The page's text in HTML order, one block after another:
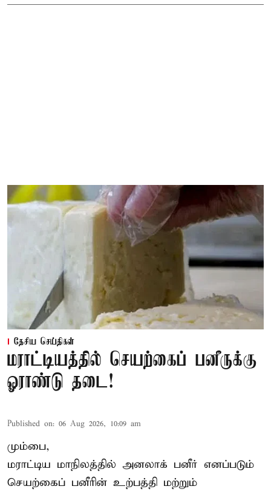
தேசிய செய்திகள்
மராட்டியத்தில் செயற்கைப் பனீருக்கு
ஓராண்டு தடை!
Published on: 06 Aug 2026, 10:09 am
மும்பை,
மராட்டிய மாநிலத்தில் அனலாக் பனீர் எனப்படும்
செயற்கைப் பனீரின் உற்பத்தி மற்றும்